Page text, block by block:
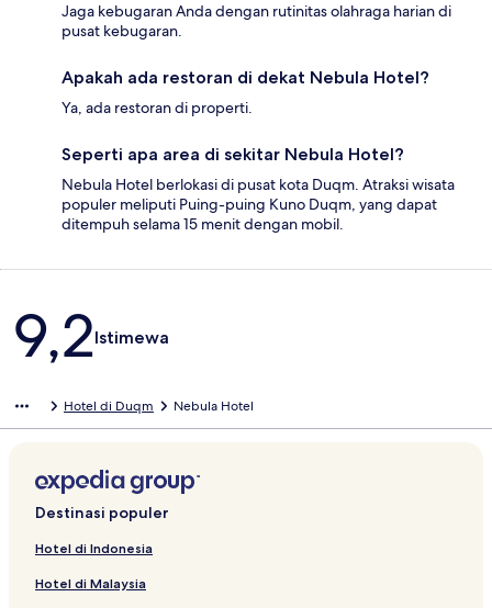
Jaga kebugaran Anda dengan rutinitas olahraga harian di
pusat kebugaran.
Apakah ada restoran di dekat Nebula Hotel?
Ya, ada restoran di properti.
Seperti apa area di sekitar Nebula Hotel?
Nebula Hotel berlokasi di pusat kota Duqm. Atraksi wisata
populer meliputi Puing-puing Kuno Duqm, yang dapat
ditempuh selama 15 menit dengan mobil.
Ulasan
9,2Istimewa
Hotel di Duqm Nebula Hotel
Destinasi populer
Hotel di Indonesia
Hotel di Malaysia